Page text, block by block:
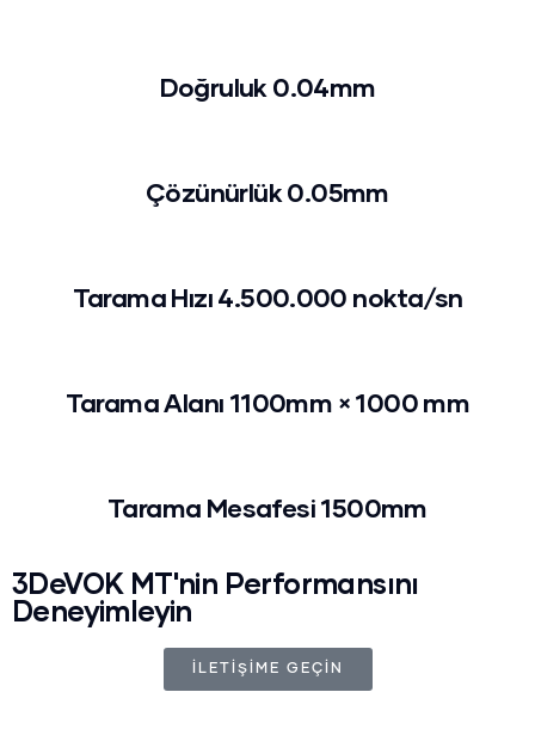
Doğruluk 0.04mm
Çözünürlük 0.05mm
Tarama Hızı 4.500.000 nokta/sn
Tarama Alanı 1100mm × 1000 mm
Tarama Mesafesi 1500mm
3DeVOK MT'nin Performansını
Deneyimleyin
İLETİŞİME GEÇİN